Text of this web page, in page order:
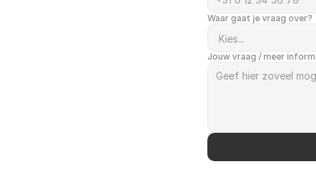
Waar gaat je vraag over?
Jouw vraag / meer